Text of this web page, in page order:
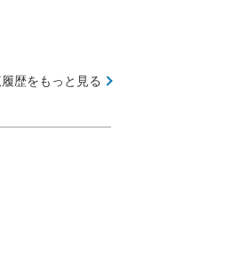
歴をもっと見る